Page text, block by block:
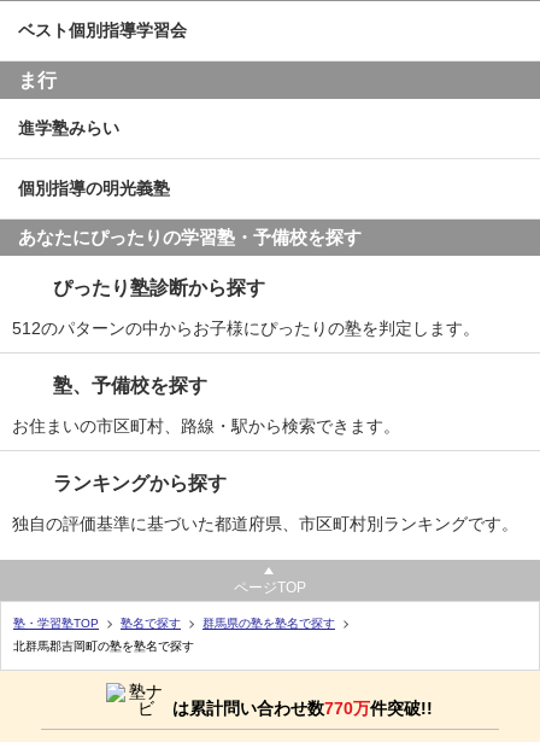
ベスト個別指導学習会
ま行
進学塾みらい
個別指導の明光義塾
あなたにぴったりの学習塾・予備校を探す
ぴったり塾診断から探す
512のパターンの中からお子様にぴったりの塾を判定します。
塾、予備校を探す
お住まいの市区町村、路線・駅から検索できます。
ランキングから探す
独自の評価基準に基づいた都道府県、市区町村別ランキングです。
ページTOP
塾・学習塾TOP 塾名で探す
群馬県の塾を塾名で探す
北群馬郡吉岡町の塾を塾名で探す
は累計問い合わせ数770万件突破!!